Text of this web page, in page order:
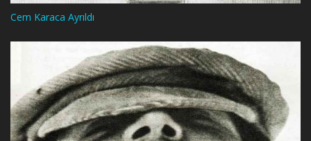
Cem Karaca Ayrıldı